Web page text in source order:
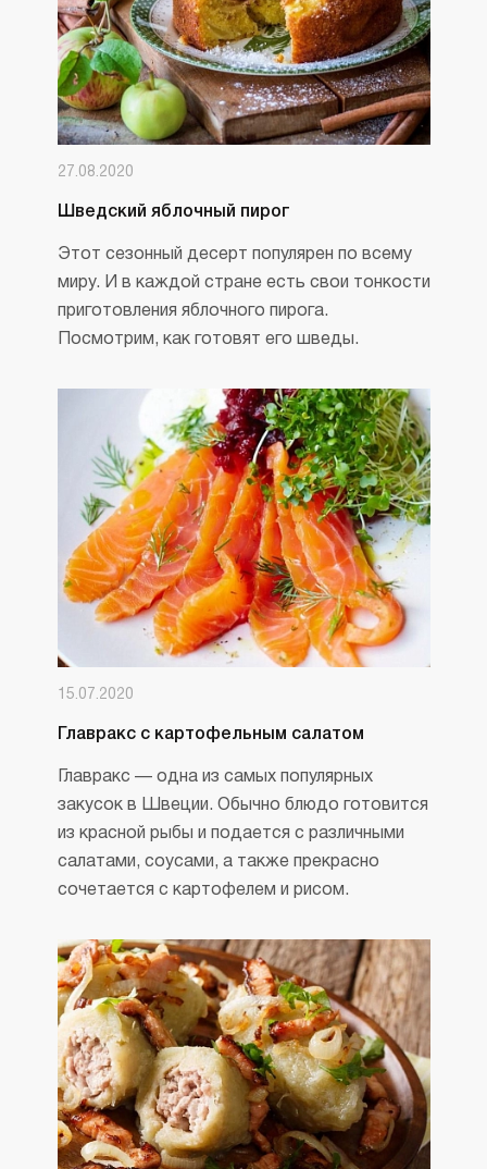
27.08.2020
Шведский яблочный пирог
Этот сезонный десерт популярен по всему
миру. И в каждой стране есть свои тонкости
приготовления яблочного пирога.
Посмотрим, как готовят его шведы.
15.07.2020
Главракс с картофельным салатом
Главракс — одна из самых популярных
закусок в Швеции. Обычно блюдо готовится
из красной рыбы и подается с различными
салатами, соусами, а также прекрасно
сочетается с картофелем и рисом.